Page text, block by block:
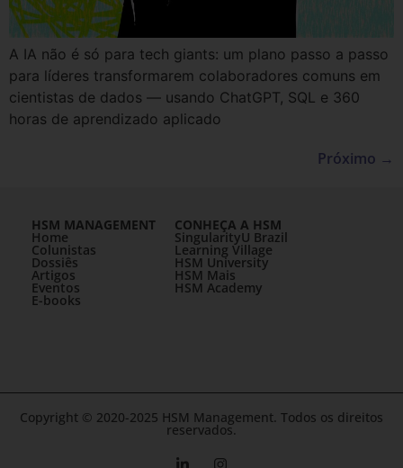
A IA não é só para tech giants: um plano passo a passo
para líderes transformarem colaboradores comuns em
cientistas de dados — usando ChatGPT, SQL e 360
horas de aprendizado aplicado
Próximo →
HSM MANAGEMENT
Home
Colunistas
Dossiês
Artigos
Eventos
E-books
CONHEÇA A HSM
SingularityU Brazil
Learning Village
HSM University
HSM Mais
HSM Academy
Copyright © 2020-2025 HSM Management. Todos os direitos
reservados.